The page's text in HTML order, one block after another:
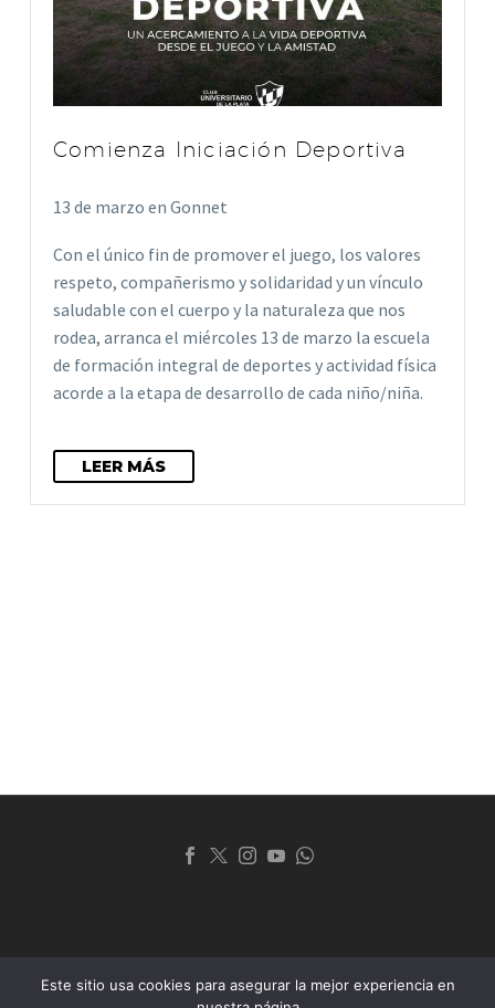
Comienza Iniciación Deportiva
13 de marzo en Gonnet
Con el único fin de promover el juego, los valores
respeto, compañerismo y solidaridad y un vínculo
saludable con el cuerpo y la naturaleza que nos
rodea, arranca el miércoles 13 de marzo la escuela
de formación integral de deportes y actividad física
acorde a la etapa de desarrollo de cada niño/niña.
LEER MÁS
© 2024 Club Universitario de La Plata
Este sitio usa cookies para asegurar la mejor experiencia en